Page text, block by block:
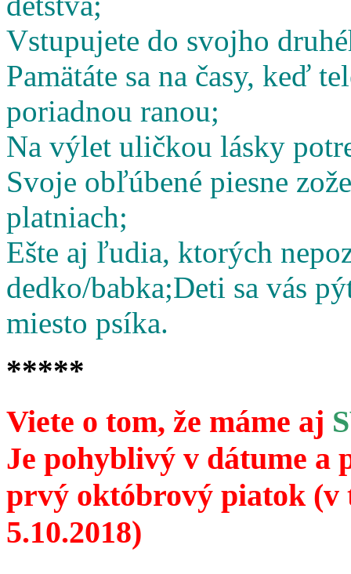
Vstupujete do svojho
Pamätáte sa na časy, keď
poriadnou ranou;
Na výlet uličkou lásky
Svoje obľúbené piesne
platniach;
Ešte aj ľudia, ktorých
dedko/babka;Deti sa vás
miesto psíka.
*****
Viete o tom, že máme aj
Je pohyblivý v dátume a
prvý októbrový piatok
5.10.2018)